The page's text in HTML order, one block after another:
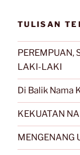
TULISAN
PEREMPUAN,
LAKI-LAKI
Di Balik Nama
KEKUATAN
MENGENANG